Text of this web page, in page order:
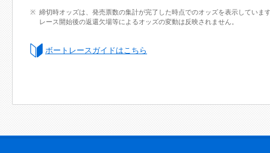
締切時オッズは、発売票数の集計が完了した時点でのオッズを表示していま
レース開始後の返還欠場等によるオッズの変動は反映されません。
ボートレースガイドはこちら